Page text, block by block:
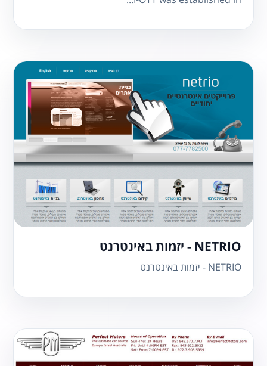
NETRIO - יזמות באינטרנט
NETRIO - יזמות באינטרנט